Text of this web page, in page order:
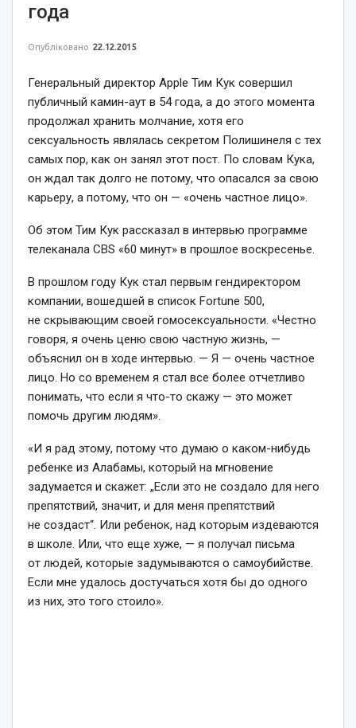
года
Опубліковано 22.12.2015
Генеральный директор Apple Тим Кук совершил
публичный камин-аут в 54 года, а до этого момента
продолжал хранить молчание, хотя его
сексуальность являлась секретом Полишинеля с тех
самых пор, как он занял этот пост. По словам Кука,
он ждал так долго не потому, что опасался за свою
карьеру, а потому, что он — «очень частное лицо».
Об этом Тим Кук рассказал в интервью программе
телеканала CBS «60 минут» в прошлое воскресенье.
В прошлом году Кук стал первым гендиректором
компании, вошедшей в список Fortune 500,
не скрывающим своей гомосексуальности. «Честно
говоря, я очень ценю свою частную жизнь, —
объяснил он в ходе интервью. — Я — очень частное
лицо. Но со временем я стал все более отчетливо
понимать, что если я что-то скажу — это может
помочь другим людям».
«И я рад этому, потому что думаю о каком-нибудь
ребенке из Алабамы, который на мгновение
задумается и скажет: „Если это не создало для него
препятствий, значит, и для меня препятствий
не создаст“. Или ребенок, над которым издеваются
в школе. Или, что еще хуже, — я получал письма
от людей, которые задумываются о самоубийстве.
Если мне удалось достучаться хотя бы до одного
из них, это того стоило».